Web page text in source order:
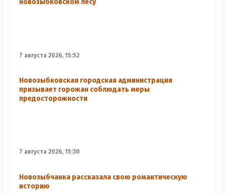
новозыбковском лесу
7 августа 2026, 15:52
Новозыбковская городская администрация
призывает горожан соблюдать меры
предосторожности
7 августа 2026, 15:30
Новозыбчанка рассказала свою романтическую
историю